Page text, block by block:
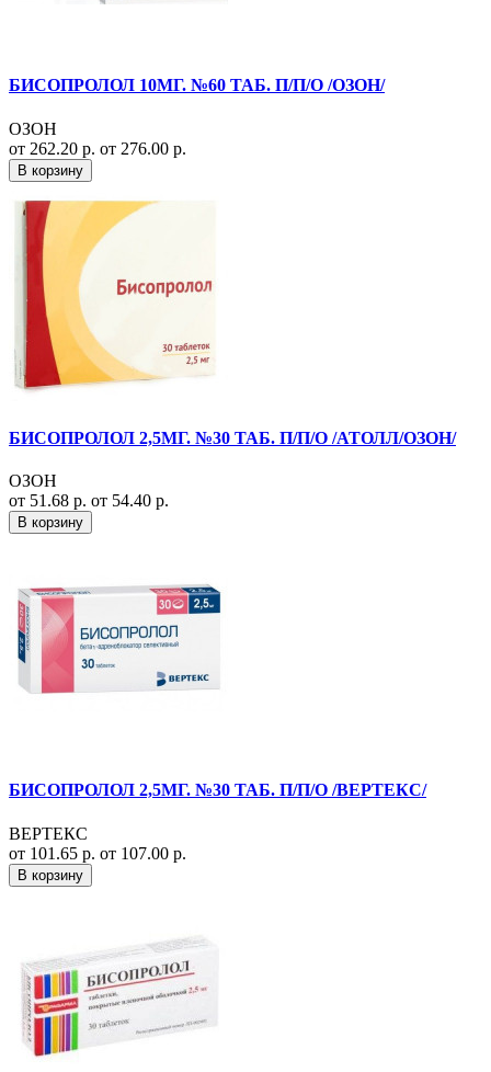
БИСОПРОЛОЛ 10МГ. №60 ТАБ. П/П/О /ОЗОН/
ОЗОН
от 262.20 р. от 276.00 р.
В корзину
БИСОПРОЛОЛ 2,5МГ. №30 ТАБ. П/П/О /АТОЛЛ/ОЗОН/
ОЗОН
от 51.68 р. от 54.40 р.
В корзину
БИСОПРОЛОЛ 2,5МГ. №30 ТАБ. П/П/О /ВЕРТЕКС/
ВЕРТЕКС
от 101.65 р. от 107.00 р.
В корзину